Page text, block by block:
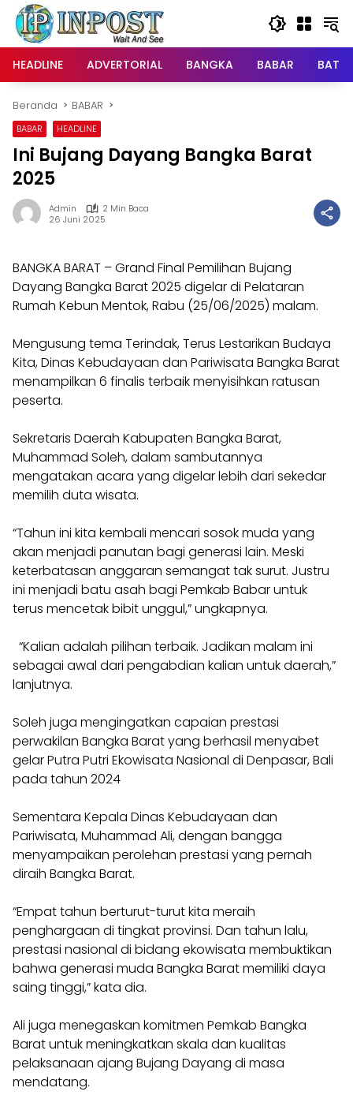
Langsung
konten
HEADLINE
ADVERTORIAL BANGKA BABAR
Beranda BABAR
BABAR HEADLINE
Ini Bujang Dayang Bangka Barat
2025
Admin
2 Min Baca
26 Juni 2025
BANGKA BARAT – Grand Final Pemilihan Bujang
Dayang Bangka Barat 2025 digelar di Pelataran
Rumah Kebun Mentok, Rabu (25/06/2025) malam.
Mengusung tema Terindak, Terus Lestarikan Budaya
Kita, Dinas Kebudayaan dan Pariwisata Bangka Barat
menampilkan 6 finalis terbaik menyisihkan ratusan
peserta.
Sekretaris Daerah Kabupaten Bangka Barat,
Muhammad Soleh, dalam sambutannya
mengatakan acara yang digelar lebih dari sekedar
memilih duta wisata.
“Tahun ini kita kembali mencari sosok muda yang
akan menjadi panutan bagi generasi lain. Meski
keterbatasan anggaran semangat tak surut. Justru
ini menjadi batu asah bagi Pemkab Babar untuk
terus mencetak bibit unggul,” ungkapnya.
“Kalian adalah pilihan terbaik. Jadikan malam ini
sebagai awal dari pengabdian kalian untuk daerah,”
lanjutnya.
Soleh juga mengingatkan capaian prestasi
perwakilan Bangka Barat yang berhasil menyabet
gelar Putra Putri Ekowisata Nasional di Denpasar, Bali
pada tahun 2024
Sementara Kepala Dinas Kebudayaan dan
Pariwisata, Muhammad Ali, dengan bangga
menyampaikan perolehan prestasi yang pernah
diraih Bangka Barat.
“Empat tahun berturut-turut kita meraih
penghargaan di tingkat provinsi. Dan tahun lalu,
prestasi nasional di bidang ekowisata membuktikan
bahwa generasi muda Bangka Barat memiliki daya
saing tinggi,” kata dia.
Ali juga menegaskan komitmen Pemkab Bangka
Barat untuk meningkatkan skala dan kualitas
pelaksanaan ajang Bujang Dayang di masa
mendatang.